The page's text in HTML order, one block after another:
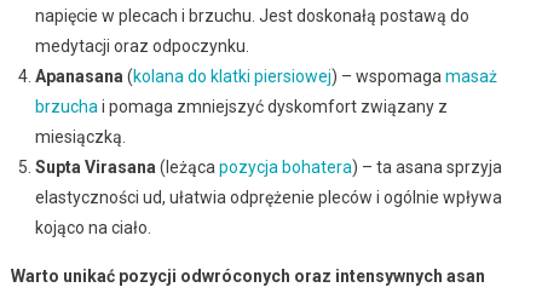
napięcie w plecach i brzuchu. Jest doskonałą postawą do
medytacji oraz odpoczynku.
Apanasana(kolana do klatki piersiowej) – wspomagamasaż
brzuchai pomaga zmniejszyć dyskomfort związany z
miesiączką.
Supta Virasana(leżącapozycja bohatera) – ta asana sprzyja
elastyczności ud, ułatwia odprężenie pleców i ogólnie wpływa
kojąco na ciało.
Warto unikać pozycji odwróconych oraz intensywnych asan